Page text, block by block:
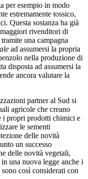
per esempio in modo
estremamente tossico,
Questa sostanza ha già
rivenditori di
una campagna
ad assumersi la propria
nella produzione di
disposta ad assumersi la
ancora valutare la
partner al Sud si
agricole che creano
i propri prodotti chimici e
le sementi
delle novità
un successo
delle novità vegetali,
una nuova legge anche i
così considerati con